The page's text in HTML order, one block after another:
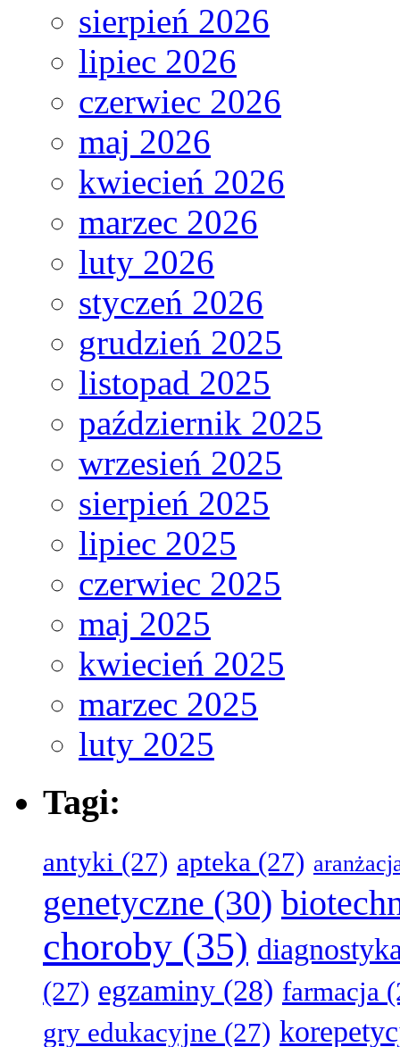
sierpień 2026
lipiec 2026
czerwiec 2026
maj 2026
kwiecień 2026
marzec 2026
luty 2026
styczeń 2026
grudzień 2025
listopad 2025
październik 2025
wrzesień 2025
sierpień 2025
lipiec 2025
czerwiec 2025
maj 2025
kwiecień 2025
marzec 2025
luty 2025
Tagi:
antyki (27) apteka (27)
genetyczne (30)
choroby (35)
(27) egzaminy (28) farmacja
gry edukacyjne (27)